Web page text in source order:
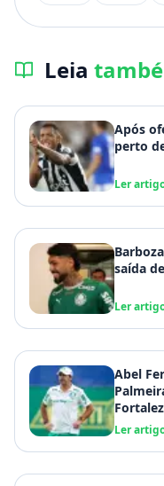
Leia
Após
perto
Ler
saída
Ler
Abel
Ler